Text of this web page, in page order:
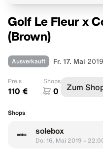
Golf Le Fleur x
(Brown)
Ausverkauft Fr. 17. Mai
Preis
110 €
Shops
0 Zum
Shops
solebox
Do. 16. Mai 2019 –